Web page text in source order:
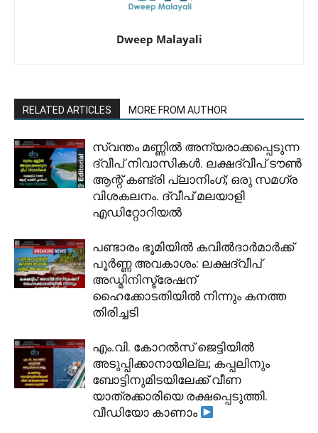
Dweep Malayali
RELATED ARTICLES MORE FROM AUTHOR
സ്വന്തം മണ്ണിൽ അന്യരാക്കപ്പെടുന്ന
ദ്വീപ് നിവാസികൾ. ലക്ഷദ്വീപ് ടൗൺ
ആന്റ് കണ്ട്രി പ്ലാനിംഗ്; ഒരു സമഗ്ര
വിശകലനം. ദ്വീപ് മലയാളി
എഡിറ്റോറിയൽ
പണ്ടാരം ഭൂമിയിൽ കവിൽദാർമാർക്ക്
പൂർണ്ണ അവകാശം: ലക്ഷദ്വീപ്
അഡ്മിനിസ്ട്രേഷന്
ഹൈക്കോടതിയിൽ നിന്നും കനത്ത
തിരിച്ചടി
​എം.വി. കോറൽസ് ജെട്ടിയിൽ
അടുപ്പിക്കാനായില്ല; കപ്പലിനും
ബോട്ടിനുമിടയിലേക്ക് വീണ
യാത്രക്കാരിയെ രക്ഷപ്പെടുത്തി.
വീഡിയോ കാണാം